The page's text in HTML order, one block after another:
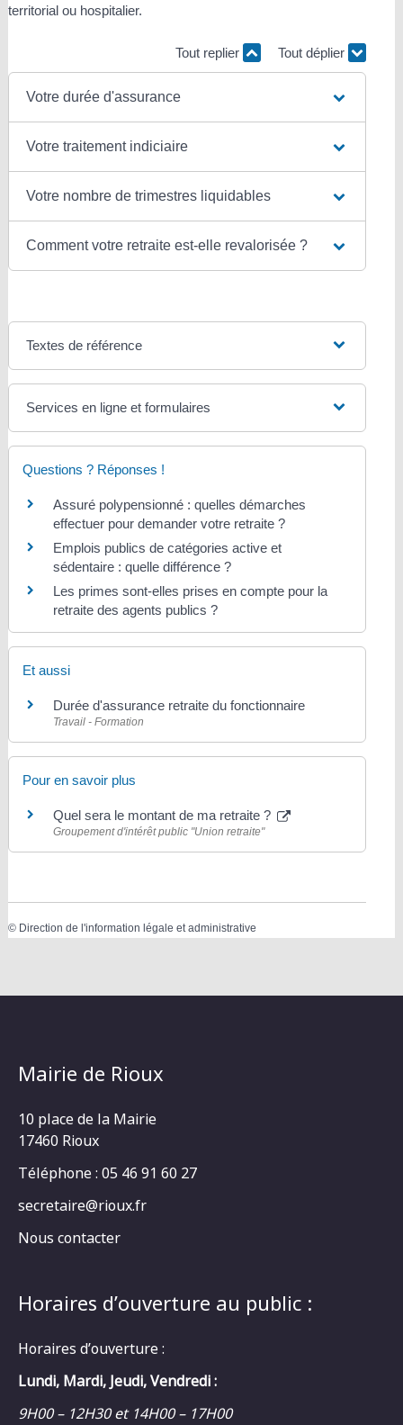
territorial ou hospitalier.
Tout replier Tout déplier
Votre durée d'assurance
Votre traitement indiciaire
Votre nombre de trimestres liquidables
Comment votre retraite est-elle revalorisée ?
Textes de référence
Services en ligne et formulaires
Questions ? Réponses !
Assuré polypensionné : quelles démarches
effectuer pour demander votre retraite ?
Emplois publics de catégories active et
sédentaire : quelle différence ?
Les primes sont-elles prises en compte pour la
retraite des agents publics ?
Et aussi
Durée d'assurance retraite du fonctionnaire
Travail - Formation
Pour en savoir plus
Quel sera le montant de ma retraite ?
Groupement d'intérêt public "Union retraite"
© Direction de l'information légale et administrative
Mairie de Rioux
10 place de la Mairie
17460 Rioux
Téléphone : 05 46 91 60 27
secretaire@rioux.fr
Nous contacter
Horaires d’ouverture au public :
Horaires d’ouverture :
Lundi, Mardi, Jeudi, Vendredi :
9H00 – 12H30 et 14H00 – 17H00